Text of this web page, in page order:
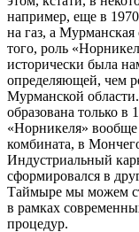
например, еще в
на газ, а Мурманская
того, роль
исторически была
определяющей, чем
Мурманской
образована только в
«Норникеля»
комбината, в
Индустриальный
сформировался в
Таймыре мы можем
в рамках
процедур.